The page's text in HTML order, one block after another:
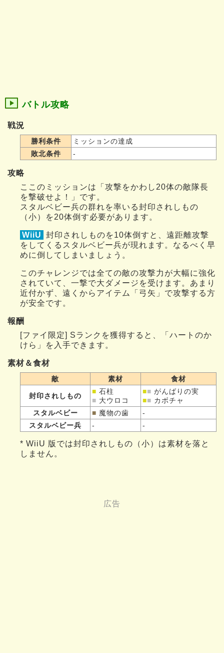
バトル攻略
戦況
勝利条件
ミッションの達成
敗北条件
-
攻略
ここのミッションは「攻撃をかわし20体の敵隊長
を撃破せよ！」です。
スタルベビー兵の群れを率いる封印されしもの
（小）を20体倒す必要があります。
WiiU
封印されしものを10体倒すと、遠距離攻撃
をしてくるスタルベビー兵が現れます。なるべく早
めに倒してしまいましょう。
このチャレンジでは全ての敵の攻撃力が大幅に強化
されていて、一撃で大ダメージを受けます。あまり
近付かず、遠くからアイテム「弓矢」で攻撃する方
が安全です。
報酬
[ファイ限定] Sランクを獲得すると、「ハートのか
けら」を入手できます。
素材＆食材
敵 素材 食材
封印されしもの
■ 石柱
■ 大ウロコ
■■ がんばりの実
■■ カボチャ
スタルベビー
■ 魔物の歯
-
スタルベビー兵
- -
* WiiU 版では封印されしもの（小）は素材を落と
しません。